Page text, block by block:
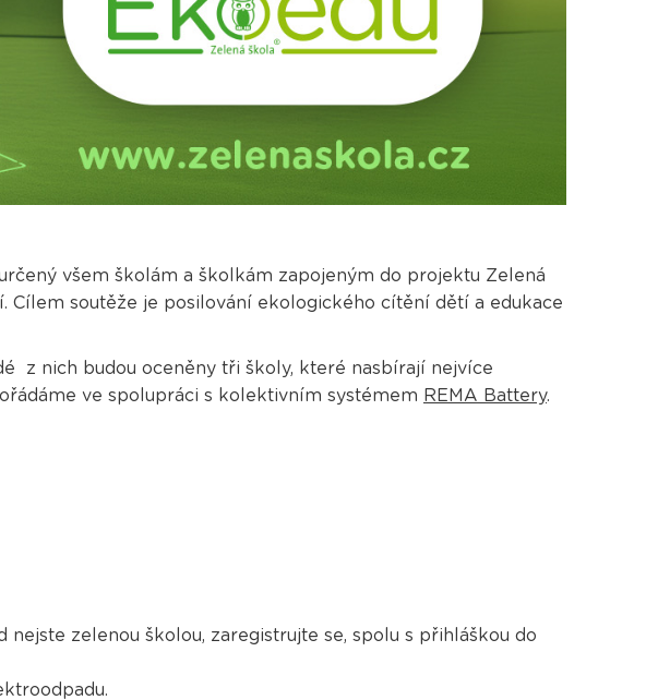
všem školám a školkám zapojeným do projektu Zelená
soutěže je posilování ekologického cítění dětí a edukace
z nich budou oceněny tři školy, které nasbírají nejvíce
ve spolupráci s kolektivním systémem REMA Battery.
nejste zelenou školou, zaregistrujte se, spolu s přihláškou do